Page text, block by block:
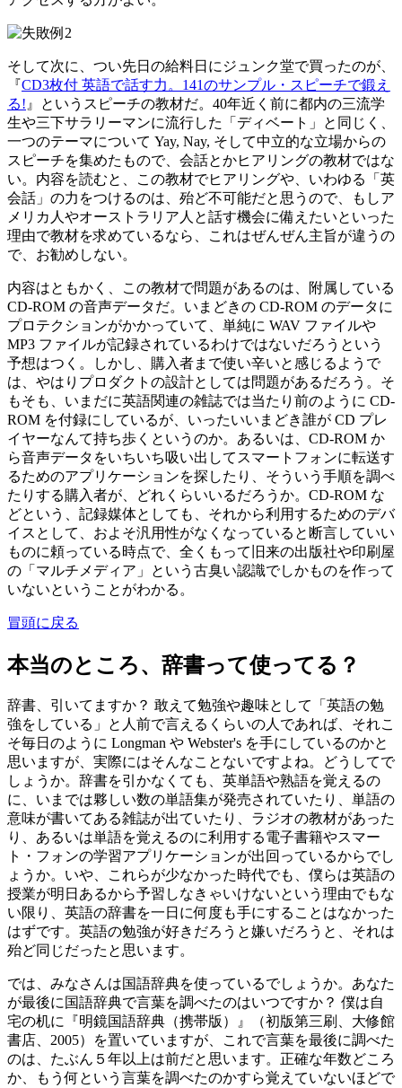
そして次に、つい先日の給料日にジュンク堂で買ったのが、
『CD3枚付 英語で話す力。141のサンプル・スピーチで鍛え
る! 』というスピーチの教材だ。40年近く前に都内の三流学
生や三下サラリーマンに流行した「ディベート」と同じく、
一つのテーマについて Yay, Nay, そして中立的な立場からの
スピーチを集めたもので、会話とかヒアリングの教材ではな
い。内容を読むと、この教材でヒアリングや、いわゆる「英
会話」の力をつけるのは、殆ど不可能だと思うので、もしア
メリカ人やオーストラリア人と話す機会に備えたいといった
理由で教材を求めているなら、これはぜんぜん主旨が違うの
で、お勧めしない。
内容はともかく、この教材で問題があるのは、附属している
CD-ROM の音声データだ。いまどきの CD-ROM のデータに
プロテクションがかかっていて、単純に WAV ファイルや
MP3 ファイルが記録されているわけではないだろうという
予想はつく。しかし、購入者まで使い辛いと感じるようで
は、やはりプロダクトの設計としては問題があるだろう。そ
もそも、いまだに英語関連の雑誌では当たり前のように CD-
ROM を付録にしているが、いったいいまどき誰が CD プレ
イヤーなんて持ち歩くというのか。あるいは、CD-ROM か
ら音声データをいちいち吸い出してスマートフォンに転送す
るためのアプリケーションを探したり、そういう手順を調べ
たりする購入者が、どれくらいいるだろうか。CD-ROM な
どという、記録媒体としても、それから利用するためのデバ
イスとして、およそ汎用性がなくなっていると断言していい
ものに頼っている時点で、全くもって旧来の出版社や印刷屋
の「マルチメディア」という古臭い認識でしかものを作って
いないということがわかる。
冒頭に戻る
本当のところ、辞書って使ってる？
辞書、引いてますか？ 敢えて勉強や趣味として「英語の勉
強をしている」と人前で言えるくらいの人であれば、それこ
そ毎日のように Longman や Webster's を手にしているのかと
思いますが、実際にはそんなことないですよね。どうしてで
しょうか。辞書を引かなくても、英単語や熟語を覚えるの
に、いまでは夥しい数の単語集が発売されていたり、単語の
意味が書いてある雑誌が出ていたり、ラジオの教材があった
り、あるいは単語を覚えるのに利用する電子書籍やスマー
ト・フォンの学習アプリケーションが出回っているからでし
ょうか。いや、これらが少なかった時代でも、僕らは英語の
授業が明日あるから予習しなきゃいけないという理由でもな
い限り、英語の辞書を一日に何度も手にすることはなかった
はずです。英語の勉強が好きだろうと嫌いだろうと、それは
殆ど同じだったと思います。
では、みなさんは国語辞典を使っているでしょうか。あなた
が最後に国語辞典で言葉を調べたのはいつですか？ 僕は自
宅の机に『明鏡国語辞典（携帯版）』（初版第三刷、大修館
書店、2005）を置いていますが、これで言葉を最後に調べた
のは、たぶん５年以上は前だと思います。正確な年数どころ
か、もう何という言葉を調べたのかすら覚えていないほどで